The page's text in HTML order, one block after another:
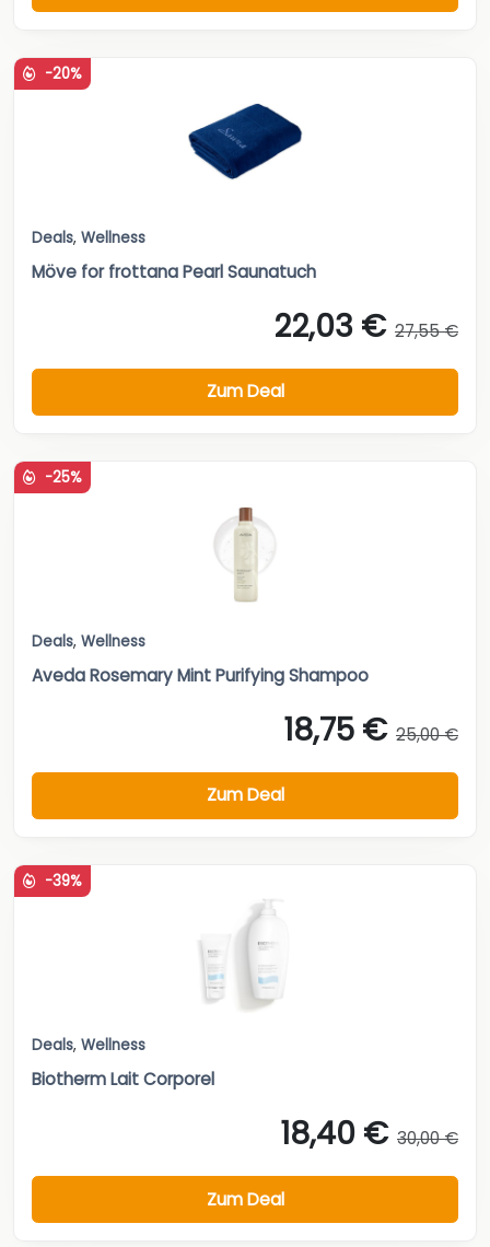
-20%
Deals, Wellness
Möve for frottana Pearl Saunatuch
22,03 € 27,55 €
Zum Deal
-25%
Deals, Wellness
Aveda Rosemary Mint Purifying Shampoo
18,75 € 25,00 €
Zum Deal
-39%
Deals, Wellness
Biotherm Lait Corporel
18,40 € 30,00 €
Zum Deal